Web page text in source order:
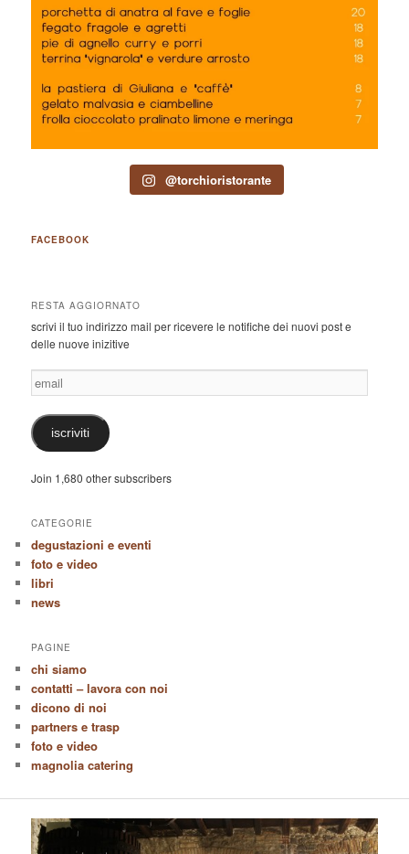
@torchioristorante
FACEBOOK
RESTA AGGIORNATO
scrivi il tuo indirizzo mail per ricevere le notifiche dei nuovi post e
delle nuove inizitive
email
iscriviti
Join 1,680 other subscribers
CATEGORIE
degustazioni e eventi
foto e video
libri
news
PAGINE
chi siamo
contatti – lavora con noi
dicono di noi
partners e trasp
foto e video
magnolia catering